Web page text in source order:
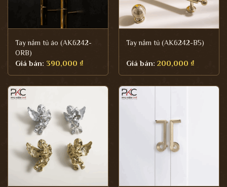
Tay nắm tủ áo (AK6242-
ORB)
Giá bán: 390,000 ₫
Tay nắm tủ (AK6242-B5)
Giá bán: 200,000 ₫